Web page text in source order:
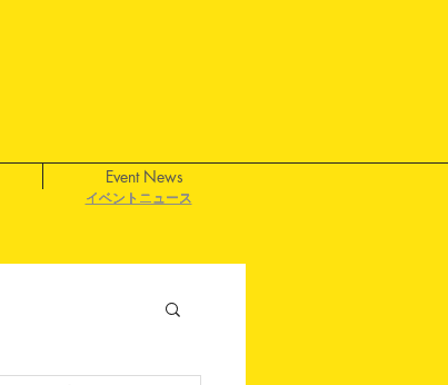
Event News
イベントニュース
イベントニュース
イベントニュース
イベントニュース